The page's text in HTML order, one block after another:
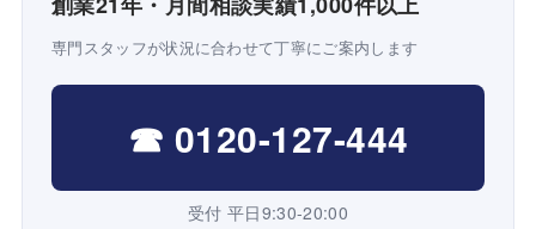
専門スタッフが状況に合わせて丁寧にご案内します
☎ 0120-127-444
受付 平日9:30-20:00